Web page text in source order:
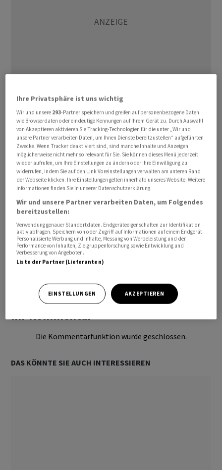
(AWP)
Bevorzugte Quelle So funktioniert's
Ihr Kommentar
Die Kommentarfunktion wurde geschlossen.
DAS KÖNNTE SIE AUCH INTERESSIEREN
Ihre Privatsphäre ist uns wichtig
Wir und unsere 293-Partner speichern und greifen auf personenbezogene Daten
wie Browserdaten oder eindeutige Kennungen auf Ihrem Gerät zu. Durch Auswahl
von Akzeptieren aktivieren Sie Tracking-Technologien für die unter „Wir und
unsere Partner verarbeiten Daten, um Ihnen Dienste bereitzustellen“ aufgeführten
Zwecke. Wenn Tracker deaktiviert sind, sind manche Inhalte und Anzeigen
möglicherweise nicht mehr so relevant für Sie. Sie können dieses Menü jederzeit
wieder aufrufen, um Ihre Einstellungen zu ändern oder Ihre Einwilligung zu
widerrufen, indem Sie auf den Link Voreinstellungen verwalten am unteren Rand
der Webseite klicken. Ihre Einstellungen gelten innerhalb unseres Website. Weitere
Informationen finden Sie in unserer Datenschutzerklärung.
Wir und unsere Partner verarbeiten Daten, um Folgendes
bereitzustellen:
Verwendung genauer Standortdaten. Endgeräteeigenschaften zur Identifikation
aktiv abfragen. Speichern von oder Zugriff auf Informationen auf einem Endgerät.
Personalisierte Werbung und Inhalte, Messung von Werbeleistung und der
Performance von Inhalten, Zielgruppenforschung sowie Entwicklung und
Verbesserung von Angeboten.
Liste der Partner (Lieferanten)
EINSTELLUNGEN AKZEPTIEREN